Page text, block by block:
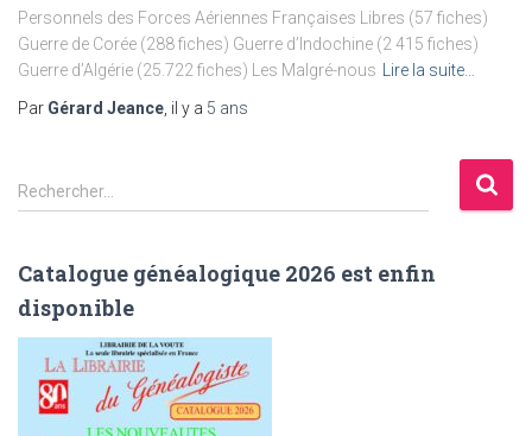
Personnels des Forces Aériennes Françaises Libres (57 fiches)
Guerre de Corée (288 fiches) Guerre d’Indochine (2 415 fiches)
Guerre d’Algérie (25.722 fiches) Les Malgré-nous
Lire la suite…
Par Gérard Jeance , il y a 5 ans
R
e
e
r
c
Rechercher…
Catalogue généalogique 2026 est enfin
disponible